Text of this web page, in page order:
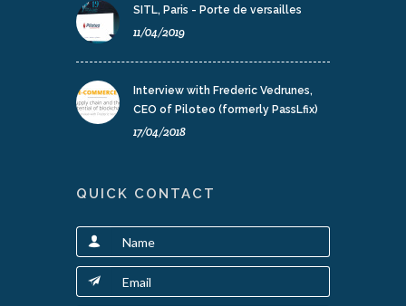
SITL, Paris - Porte de versailles
11/04/2019
Interview with Frederic Vedrunes,
CEO of Piloteo (formerly PassLfix)
17/04/2018
QUICK CONTACT